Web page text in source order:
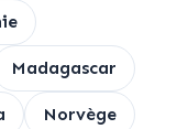
Madagascar
Norvège